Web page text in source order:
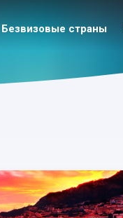
Безвизовые страны